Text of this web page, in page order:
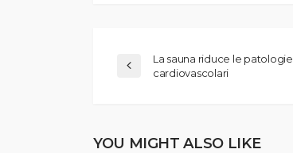
La sauna riduce le patologie
cardiovascolari
YOU MIGHT ALSO LIKE